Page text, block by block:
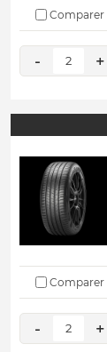
Comparer
- 2 +
Comparer
- 2 +